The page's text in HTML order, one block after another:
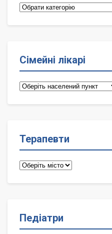
Категорії
Сімейні лікарі
Сімейні
Терапевти
Терапевти
Педіатри